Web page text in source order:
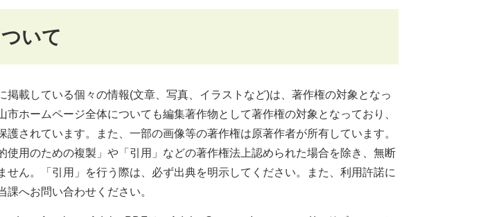
いて
掲載している個々の情報(文章、写真、イラストなど)は、著作権の対象となっ
市ホームページ全体についても編集著作物として著作権の対象となっており、
護されています。また、一部の画像等の著作権は原著作者が所有しています。
使用のための複製」や「引用」などの著作権法上認められた場合を除き、無断
せん。「引用」を行う際は、必ず出典を明示してください。また、利用許諾に
課へお問い合わせください。